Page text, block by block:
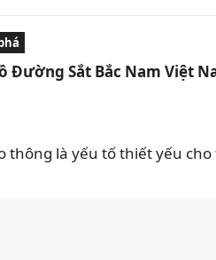
Đường Sắt Bắc Nam Việt
thông là yếu tố thiết yếu